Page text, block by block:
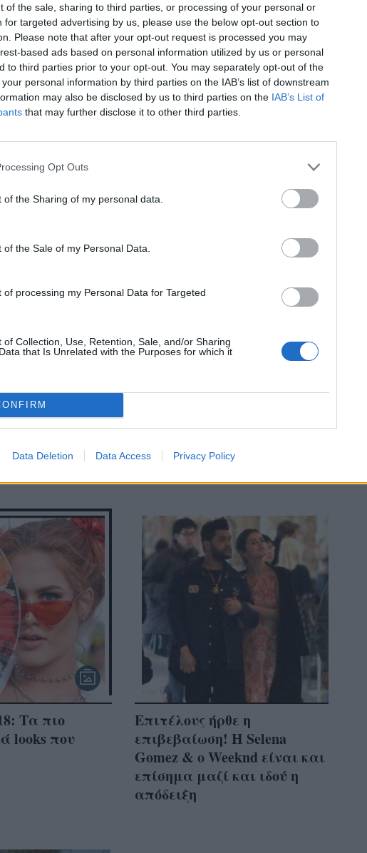
of the sale, sharing to third parties, or processing of your personal or
for targeted advertising by us, please use the below opt-out section to
Please note that after your opt-out request is processed you may
based ads based on personal information utilized by us or personal
to third parties prior to your opt-out. You may separately opt-out of the
personal information by third parties on the IAB’s list of downstream
may also be disclosed by us to third parties on the IAB’s List of
that may further disclose it to other third parties.
Opt Outs
of the Sharing of my personal data.
the Sale of my Personal Data.
of processing my Personal Data for Targeted
of Collection, Use, Retention, Sale, and/or Sharing
that Is Unrelated with the Purposes for which it
Data Deletion Data Access Privacy Policy
Kylie Jenner:
και η
συμπεριφορά
Ποιες
12 looks που θα θες να
Coachella 2018
Τα πιο
looks που
Επιτέλους ήρθε η
επιβεβαίωση! Η Selena
Gomez & ο Weeknd είναι και
επίσημα μαζί και ιδού η
απόδειξη